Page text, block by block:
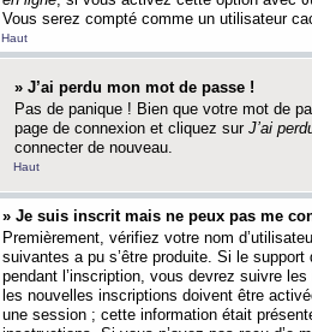
Vous serez compté comme un utilisateur
Haut
» J’ai perdu mon mot de passe !
Pas de panique ! Bien que votre mot de
page de connexion et cliquez sur J’ai
connecter de nouveau.
Haut
» Je suis inscrit mais ne peux pas me
Premièrement, vérifiez votre nom
suivantes a pu s’être produite. Si le
pendant l’inscription, vous devrez suivre
les nouvelles inscriptions doivent être
une session ; cette information était